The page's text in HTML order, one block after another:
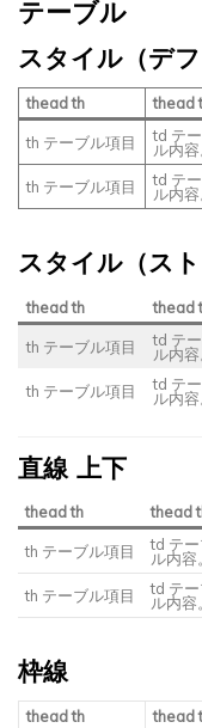
テーブル
スタイル（デフ
thead th thead
th テーブル項目 td テ
ル内
th テーブル項目
td テ
ル内
スタイル（スト
thead th thead
th テーブル項目 td テ
ル内
th テーブル項目
td テ
ル内
直線 上下
thead th thead
th テーブル項目 td テ
ル内
th テーブル項目
td テ
ル内
枠線
thead th thead